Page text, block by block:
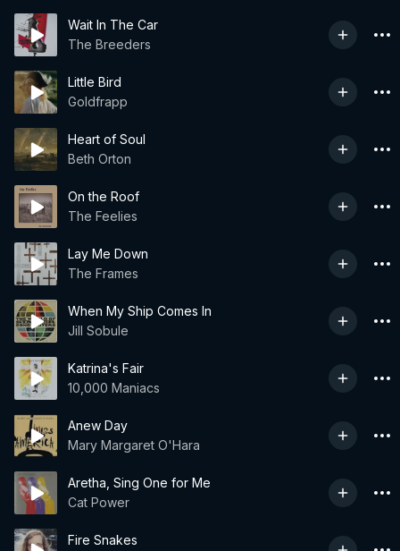
Wait In The Car
The Breeders
Little Bird
Goldfrapp
Heart of Soul
Beth Orton
On the Roof
The Feelies
Lay Me Down
The Frames
When My Ship Comes In
Jill Sobule
Katrina's Fair
10,000 Maniacs
Anew Day
Mary Margaret O'Hara
Aretha, Sing One for Me
Cat Power
Fire Snakes